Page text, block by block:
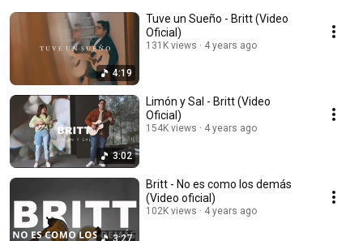
4:19
Tuve un Sueño - Britt (Video
Oficial)
131K views 4 years ago
3:02
Limón y Sal - Britt (Video
Oficial)
154K views 4 years ago
3:27
Britt - No es como los demás
(Video oficial)
102K views 4 years ago